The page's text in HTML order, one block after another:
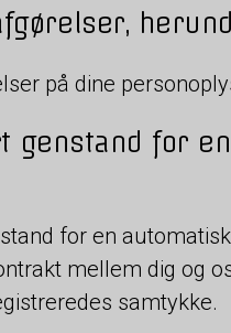
på dine
genstand for
for en
mellem dig og
samtykke.